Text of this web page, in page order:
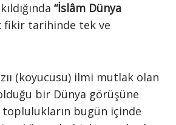
“İslâm Dünya
fikir tarihinde tek ve
(koyucusu) ilmi mutlak olan
olduğu bir Dünya görüşüne
bugün içinde